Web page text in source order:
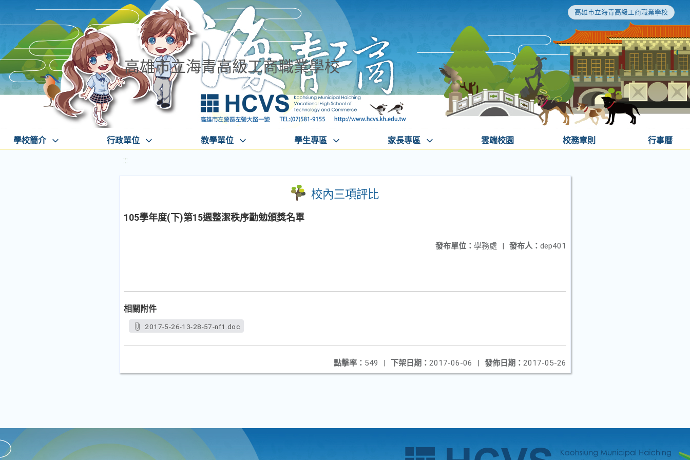
高雄市立海青高級工商職業學校
高雄市立海青高級工商職業學校
學校簡介 行政單位 教學單位 學生專區 家長專區 雲端校園 校務章則 行事曆
:::
校內三項評比
105學年度(下)第15週整潔秩序勤勉頒獎名單
發布人： dep401
發布單位： 學務處 |
相關附件
2017-5-26-13-28-57-nf1.doc
發佈日期： 2017-05-26
下架日期： 2017-06-06 |
點擊率： 549 |